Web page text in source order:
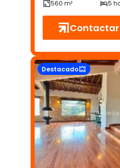
Contactar
Destacado